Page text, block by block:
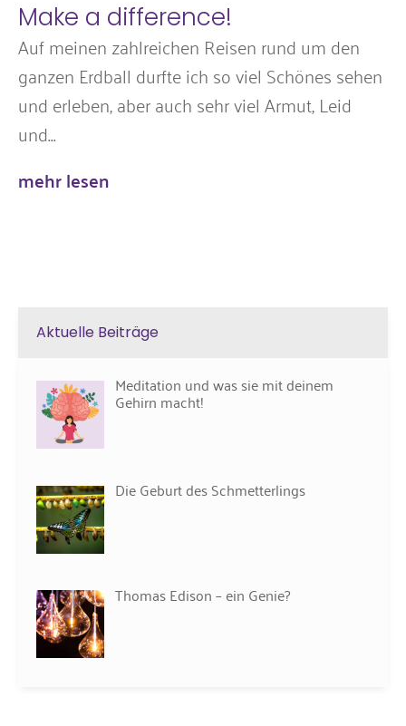
Make a difference!
Auf meinen zahlreichen Reisen rund um den
ganzen Erdball durfte ich so viel Schönes sehen
und erleben, aber auch sehr viel Armut, Leid
und...
mehr lesen
Aktuelle Beiträge
Meditation und was sie mit deinem
Gehirn macht!
Die Geburt des Schmetterlings
Thomas Edison – ein Genie?